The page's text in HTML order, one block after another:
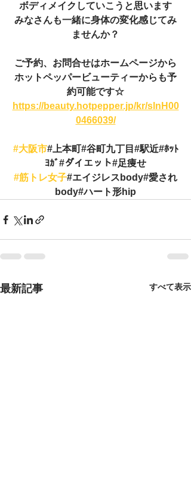
ボディメイクしていこうと思います
みなさんも一緒に身体の変化感じてみ
ませんか？
ご予約、お問合せはホームページから
ホットペッパービューティーからも予
約可能です☆
https://beauty.hotpepper.jp/kr/slnH00
0466039/
#大阪市#上本町#谷町九丁目#駅近#ﾎｯﾄ
ﾖｶﾞ#ダイエット#足痩せ
#筋トレ女子#エイジレスbody#愛され
body#ハート形hip
最新記事 すべて表示